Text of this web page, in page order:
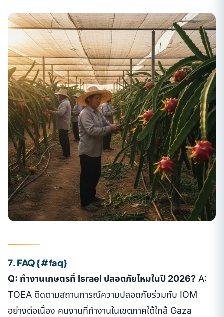
7. FAQ {#faq}
Q: ทำงานเกษตรที่ Israel ปลอดภัยไหมในปี 2026? A:
TOEA ติดตามสถานการณ์ความปลอดภัยร่วมกับ IOM
อย่างต่อเนื่อง คนงานที่ทำงานในเขตภาคใต้ใกล้ Gaza